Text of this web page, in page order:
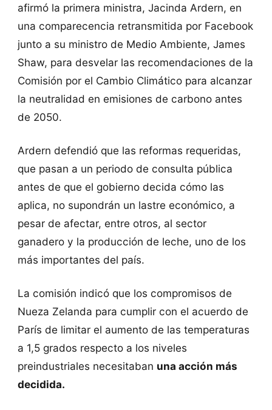
afirmó la primera ministra, Jacinda Ardern, en
una comparecencia retransmitida por Facebook
junto a su ministro de Medio Ambiente, James
Shaw, para desvelar las recomendaciones de la
Comisión por el Cambio Climático para alcanzar
la neutralidad en emisiones de carbono antes
de 2050.
Ardern defendió que las reformas requeridas,
que pasan a un periodo de consulta pública
antes de que el gobierno decida cómo las
aplica, no supondrán un lastre económico, a
pesar de afectar, entre otros, al sector
ganadero y la producción de leche, uno de los
más importantes del país.
La comisión indicó que los compromisos de
Nueza Zelanda para cumplir con el acuerdo de
París de limitar el aumento de las temperaturas
a 1,5 grados respecto a los niveles
preindustriales necesitaban una acción más
decidida.